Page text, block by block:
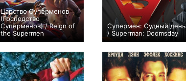
Царство Суперменов
(Господство
Суперменов) / Reign of
the Supermen
0
Супермен: Судный день
/ Superman: Doomsday
+2